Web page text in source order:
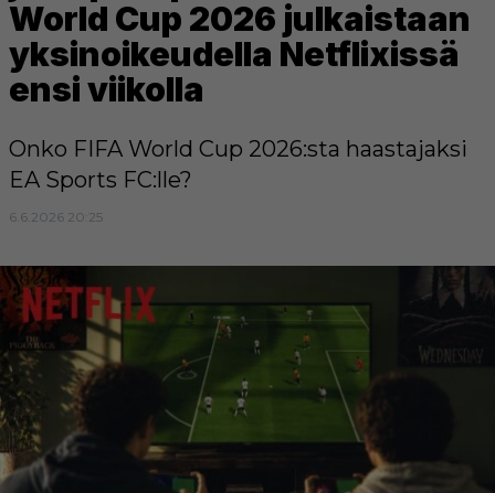
World Cup 2026 julkaistaan
yksinoikeudella Netflixissä
ensi viikolla
Onko FIFA World Cup 2026:sta haastajaksi
EA Sports FC:lle?
6.6.2026 20:25